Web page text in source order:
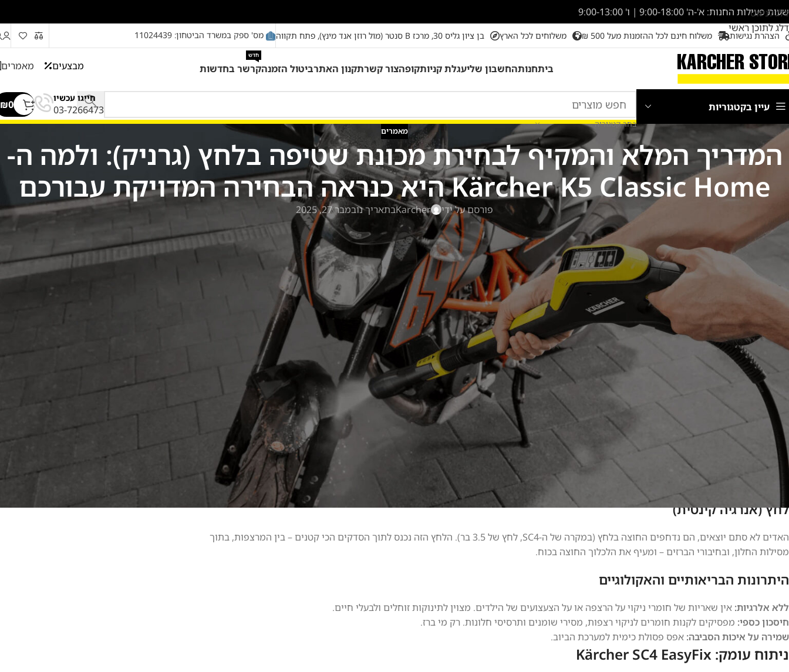
דלג לניווט
דלג לתוכן ראשי
שעות פעילות החנות: א'-ה' 9:00-18:00 | ו' 9:00-13:00
הצהרת נגישות משלוח חינם לכל ההזמנות מעל 500 ₪ משלוחים לכל הארץ בן ציון גליס 30, מרכז B סנטר (מול רוזן אנד מינץ), פתח תקווה מס' ספק במשרד הביטחון: 11024439
ביתחנותהחשבון שליעגלת קניותקופהצור קשרתקנון האתרביטול הזמנהקרשר בחדשות
חדש
מבצעים מאמרים
עיין בקטגוריות
בחר קטגוריה
חייגו עכשיו
03-7266473
₪0
מאמרים
המדריך המלא והמקיף לבחירת מכונת שטיפה בלחץ (גרניק): ולמה ה-
Kärcher K5 Classic Home היא כנראה הבחירה המדויקת עבורכם
פורסם על ידי Karcherבתאריך נובמבר 27, 2025
עולם הניקיון עובר בעשור האחרון שינוי תפיסתי: המעבר מכימיקלים חריפים לניקיון פיזיקלי באמצעות חום ולחץ. מכונת קיטור (קיטורית) היא לא רק
SC4 EasyFix היא הבחירה המנצחת.
בניגוד לדגמים בסיסיים, ה-SC4 מציעה את היתרון הקריטי ביותר לניקוי בית שלם: מערכת שני מכליםהמאפשרת מילוי מים תוך כדי עבודה ללא צורך
לעצור ולחכות שהמכשיר יתקרר. במאמר זה נבין לעומק איך הקיטור עובד, למה זה בריא יותר, וכיצד ה-SC4 יכולה להחליף לכם חצי מארון חומרי הניקוי.
פיזיקה במקום כימיה: איך זה עובד ולמה זה עדיף?
לפני שנדבר על המכשיר, חשוב להבין את העיקרון. רובנו רגילים לנקות באמצעות המסה כימית: שופכים חומר, הוא תוקף את הלכלוך, ואנחנו מנגבים.
קיטורית עובדת אחרת לגמרי. היא משתמשת בשני כוחות טבע בסיסיים:
טמפרטורה גבוהה (הלם תרמי)
המים במכשיר מגיעים לרתיחה והופכים לאדים בטמפרטורה של כ-100 מעלות צלזיוס (ובנקודת היציאה מהדיזה אף יותר). החום הגבוה עושה שתי
פעולות:
המסת שומנים:
שומן ולכלוך דביק פשוט נמסים בחום גבוה, ללא צורך במסיר שומנים חריף.
חיטוי:
רוב החיידקים והבקטריות הביתיות (כולל קרדית האבק) לא שורדים בטמפרטורות הללו. מחקרים מראים שקיטור הורג 99.99% מהבקטריות
לחץ (אנרגיה קינטית)
האדים לא סתם יוצאים, הם נדחפים החוצה בלחץ (במקרה של ה-SC4, לחץ של 3.5 בר). הלחץ הזה נכנס לתוך הסדקים הכי קטנים – בין המרצפות, בתוך
מסילות החלון, ובחיבורי הברזים – ומעיף את הלכלוך החוצה בכוח.
היתרונות הבריאותיים והאקולוגיים
ללא אלרגיות: אין שאריות של חומרי ניקוי על הרצפה או על הצעצועים של הילדים. מצוין לתינוקות זוחלים ולבעלי חיים.
חיסכון כספי: מפסיקים לקנות חומרים לניקוי רצפות, מסירי שומנים ותרסיסי חלונות. רק מי ברז.
שמירה על איכות הסביבה: אפס פסולת כימית למערכת הביוב.
ניתוח עומק: Kärcher SC4 EasyFix
סט גומיות למכונת שטיפה
855
גומיות מגב סיליקון 35/12 BR
360